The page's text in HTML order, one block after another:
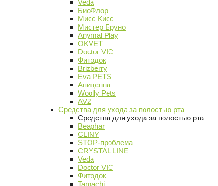
Veda
БиоФлор
Мисс Кисс
Мистер Бруно
Anymal Play
OKVET
Doctor VIC
Фитодок
Brizberry
Eva PETS
Апиценна
Woolly Pets
AVZ
Средства для ухода за полостью рта
Средства для ухода за полостью рта
Beaphar
CLINY
STOP-проблема
CRYSTAL LINE
Veda
Doctor VIC
Фитодок
Tamachi